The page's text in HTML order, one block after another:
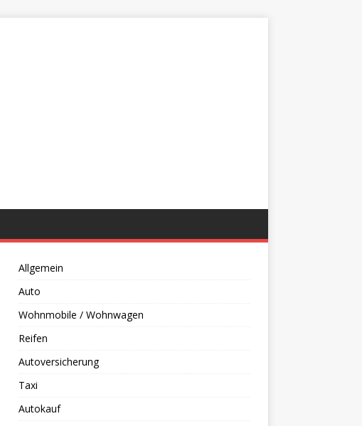
Allgemein
Auto
Wohnmobile / Wohnwagen
Reifen
Autoversicherung
Taxi
Autokauf